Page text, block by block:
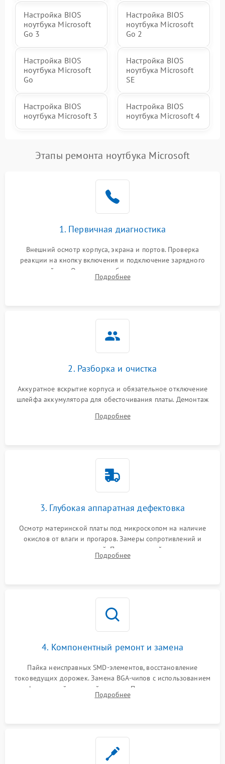
Настройка BIOS
ноутбука Microsoft
Go 3
Настройка BIOS
ноутбука Microsoft
Go 2
Настройка BIOS
ноутбука Microsoft
Go
Настройка BIOS
ноутбука Microsoft
SE
Настройка BIOS
ноутбука Microsoft 3
Настройка BIOS
ноутбука Microsoft 4
Этапы ремонта ноутбука Microsoft
1. Первичная диагностика
Внешний осмотр корпуса, экрана и портов. Проверка
реакции на кнопку включения и подключение зарядного
устройства. Оценка потребления тока с помощью
лабораторного блока питания для локализации проблемы.
Подробнее
2. Разборка и очистка
Аккуратное вскрытие корпуса и обязательное отключение
шлейфа аккумулятора для обесточивания платы. Демонтаж
высохшей термопасты с кристаллов чипов.
Подробнее
3. Глубокая аппаратная дефектовка
Осмотр материнской платы под микроскопом на наличие
окислов от влаги и прогаров. Замеры сопротивлений и
дежурных напряжений. Проверка цепей питания,
мультиконтроллера, процессора и видеочипа.
Подробнее
4. Компонентный ремонт и замена
Пайка неисправных SMD-элементов, восстановление
токоведущих дорожек. Замена BGA-чипов с использованием
инфракрасной паяльной станции. Прошивка микросхемы
BIOS или замена поврежденных портов USB
Подробнее